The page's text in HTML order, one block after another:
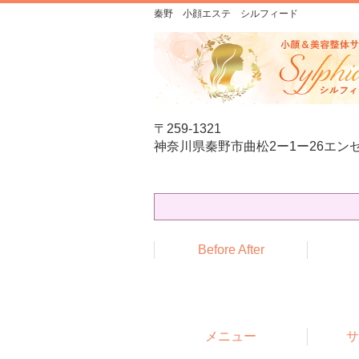
秦野 小顔エステ シルフィード
〒259-1321
神奈川県秦野市曲松2ー1ー26エン
Before After
メニュー